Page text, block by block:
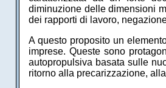
diminuzione delle dimensioni
dei rapporti di lavoro,
A questo proposito un
imprese. Queste sono
autopropulsiva basata sulle
ritorno alla precarizzazione,